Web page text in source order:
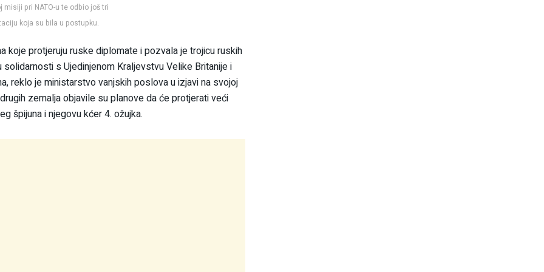
pri NATO-u te odbio još tri
koja su bila u postupku.
koje protjeruju ruske diplomate i pozvala je trojicu ruskih
s Ujedinjenom Kraljevstvu Velike Britanije i
reklo je ministarstvo vanjskih poslova u izjavi na svojoj
zemalja objavile su planove da će protjerati veći
špijuna i njegovu kćer 4. ožujka.